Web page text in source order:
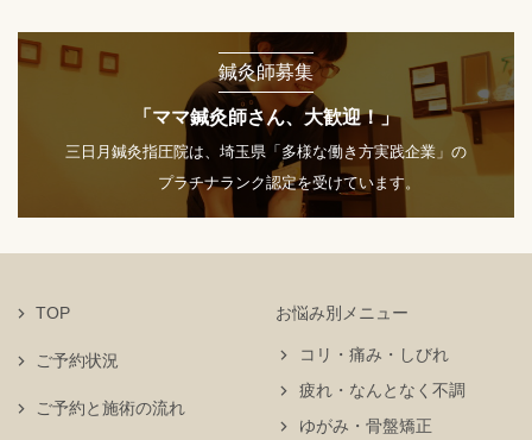
鍼灸師募集
「ママ鍼灸師さん、大歓迎！」
三日月鍼灸指圧院は、埼玉県「多様な働き方実践企業」の
プラチナランク認定を受けています。
TOP
ご予約状況
お悩み別メニュー
コリ・痛み・しびれ
疲れ・なんとなく不調
ゆがみ・骨盤矯正
ご予約と施術の流れ